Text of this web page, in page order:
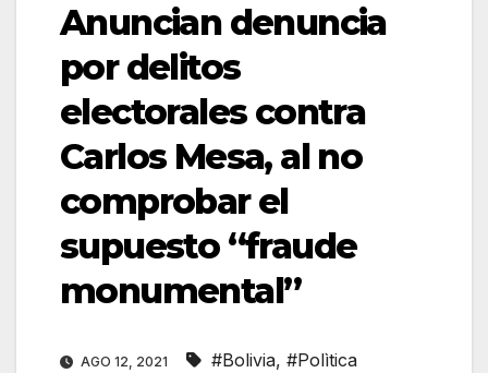
Anuncian denuncia
por delitos
electorales contra
Carlos Mesa, al no
comprobar el
supuesto “fraude
monumental”
AGO 12, 2021 #Bolivia, #Polìtica